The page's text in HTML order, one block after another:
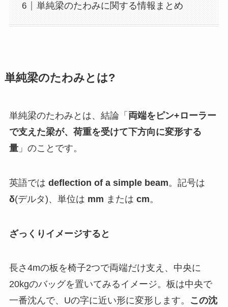
単純梁のたわみに関する情報まとめ
単純梁のたわみとは?
単純梁のたわみとは、結論「 両端をピン+ローラー
で支えた梁が、荷重を受けて下方向に変形する
量」のことです。
英語では deflection of a simple beam。記号は
δ(デルタ)、単位は mm または cm。
ざっくりイメージすると
長さ4mの板を椅子2つで両端だけ支え、中央に
20kgのバッグを置いてみるイメージ。板は中央で
一番沈んで、Uの字に近い形に変形します。
この沈